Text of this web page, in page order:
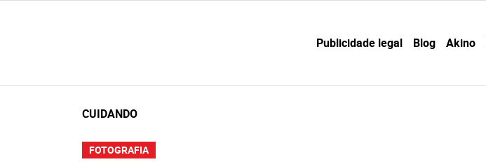
Publicidade legal Blog Akino
CUIDANDO
FOTOGRAFIA